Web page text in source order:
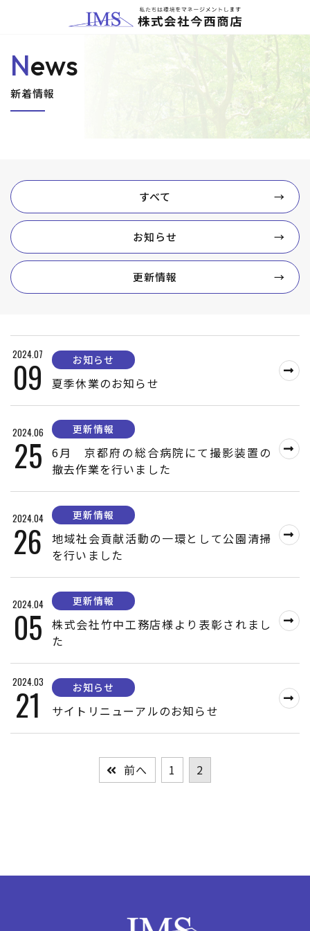
news
新着情報
すべて
お知らせ
更新情報
2024.07
09 お知らせ
夏季休業のお知らせ
2024.06
25
更新情報
6月 京都府の総合病院にて撮影装置の
撤去作業を行いました
2024.04
26
更新情報
地域社会貢献活動の一環として公園清掃
を行いました
2024.04
05
更新情報
株式会社竹中工務店様より表彰されまし
た
2024.03
21 お知らせ
サイトリニューアルのお知らせ
前へ 1 2